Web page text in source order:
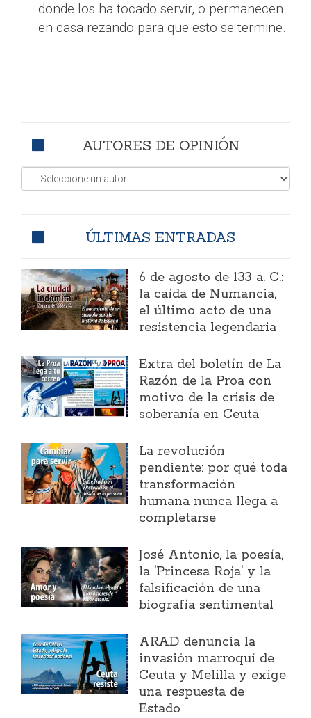
donde los ha tocado servir, o permanecen
en casa rezando para que esto se termine.
AUTORES DE OPINIÓN
ÚLTIMAS ENTRADAS
6 de agosto de 133 a. C.:
la caída de Numancia,
el último acto de una
resistencia legendaria
Extra del boletín de La
Razón de la Proa con
motivo de la crisis de
soberanía en Ceuta
La revolución
pendiente: por qué toda
transformación
humana nunca llega a
completarse
José Antonio, la poesía,
la 'Princesa Roja' y la
falsificación de una
biografía sentimental
ARAD denuncia la
invasión marroquí de
Ceuta y Melilla y exige
una respuesta de
Estado